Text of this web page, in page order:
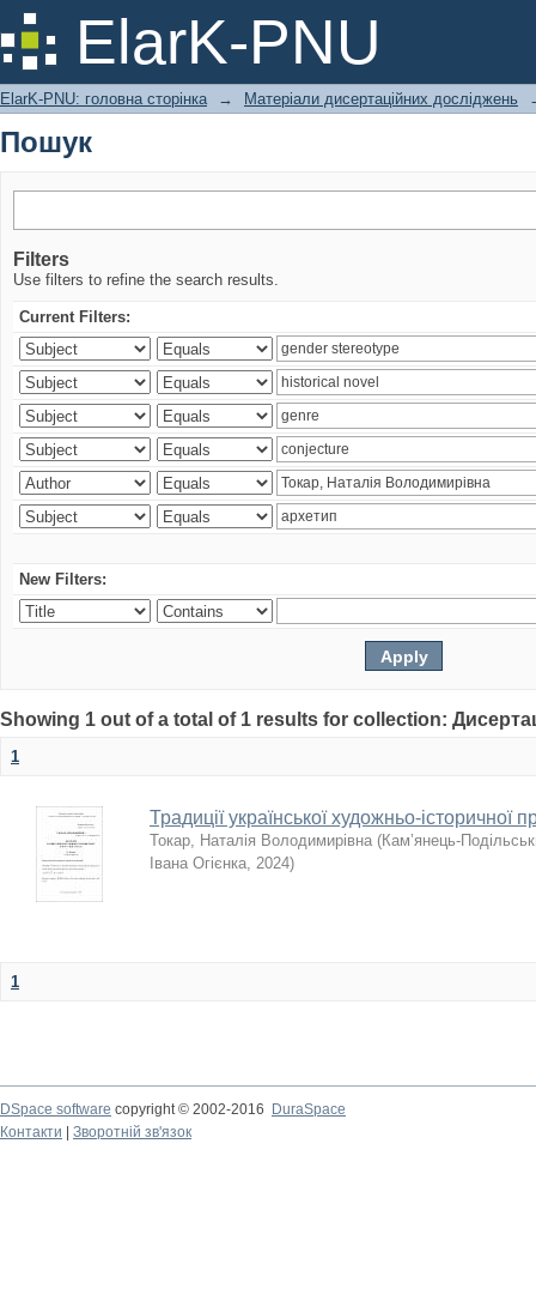
ElarK-PNU
Пошук
ElarK-PNU: головна сторінка → Матеріали дисертаційних досліджень
Пошук
Filters
Use filters to refine the search results.
Current Filters:
New Filters:
Showing 1 out of a total of 1 results for collection:
1
Традиції української художньо-історичної
Токар, Наталія Володимирівна (Кам’янець-
Івана Огієнка, 2024)
1
DSpace software copyright © 2002-2016
DuraSpace
Контакти
Зворотній зв'язок